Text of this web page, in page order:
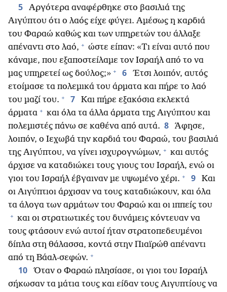
5
Αργότερα αναφέρθηκε στο βασιλιά της
Αιγύπτου ότι ο λαός είχε φύγει. Αμέσως η καρδιά
του Φαραώ καθώς και των υπηρετών του άλλαξε
απέναντι στο λαό, + ώστε είπαν: «Τι είναι αυτό που
κάναμε, που εξαποστείλαμε τον Ισραήλ από το να
μας υπηρετεί ως δούλος;» + 6
Έτσι λοιπόν, αυτός
ετοίμασε τα πολεμικά του άρματα και πήρε το λαό
του μαζί του. + 7
Και πήρε εξακόσια εκλεκτά
άρματα + και όλα τα άλλα άρματα της Αιγύπτου και
πολεμιστές πάνω σε καθένα από αυτά. 8
Άφησε,
λοιπόν, ο Ιεχωβά την καρδιά του Φαραώ, του βασιλιά
της Αιγύπτου, να γίνει ισχυρογνώμων, + και αυτός
άρχισε να καταδιώκει τους γιους του Ισραήλ, ενώ οι
γιοι του Ισραήλ έβγαιναν με υψωμένο χέρι. + 9
Και
οι Αιγύπτιοι άρχισαν να τους καταδιώκουν, και όλα
τα άλογα των αρμάτων του Φαραώ και οι ιππείς του
+ και οι στρατιωτικές του δυνάμεις κόντευαν να
τους φτάσουν ενώ αυτοί ήταν στρατοπεδευμένοι
δίπλα στη θάλασσα, κοντά στην Πιαϊρώθ απέναντι
από τη Βάαλ-σεφών. +
10
Όταν ο Φαραώ πλησίασε, οι γιοι του Ισραήλ
σήκωσαν τα μάτια τους και είδαν τους Αιγυπτίους να